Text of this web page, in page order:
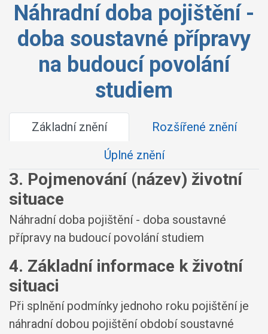
Náhradní doba pojištění -
doba soustavné přípravy
na budoucí povolání
studiem
Základní znění
Rozšířené znění
Úplné znění
3. Pojmenování (název) životní
situace
Náhradní doba pojištění - doba soustavné
přípravy na budoucí povolání studiem
4. Základní informace k životní
situaci
Při splnění podmínky jednoho roku pojištění je
náhradní dobou pojištění období soustavné